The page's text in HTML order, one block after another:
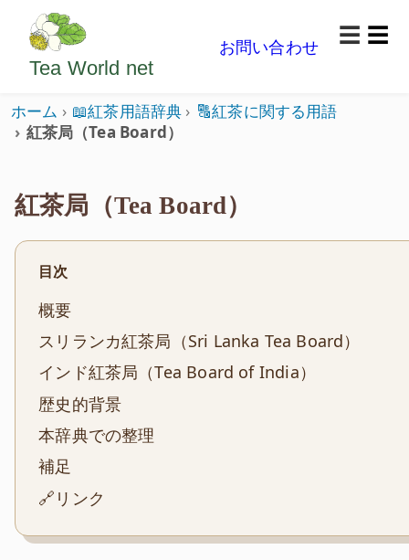
ようこそいらっしゃいました。どうぞごゆっくり楽
Tea World net
お問い合わせ
☰
ホーム 📖紅茶用語辞典
🔠紅茶に関する用語
紅茶局（Tea Board）
紅茶局（Tea Board）
目次
概要
スリランカ紅茶局（Sri Lanka Tea Board）
インド紅茶局（Tea Board of India）
歴史的背景
本辞典での整理
補足
🔗リンク